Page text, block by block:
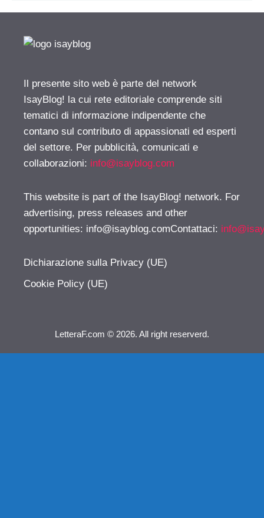
Il presente sito web è parte del network
IsayBlog! la cui rete editoriale comprende siti
tematici di informazione indipendente che
contano sul contributo di appassionati ed esperti
del settore. Per pubblicità, comunicati e
collaborazioni: info@isayblog.com
This website is part of the IsayBlog! network. For
advertising, press releases and other
opportunities: info@isayblog.comContattaci:
Dichiarazione sulla Privacy (UE)
Cookie Policy (UE)
LetteraF.com © 2026. All right reserverd.